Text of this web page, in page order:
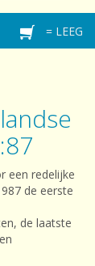
= LEEG
een redelijke
de eerste
de laatste